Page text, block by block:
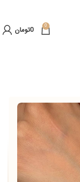
0
0تومان